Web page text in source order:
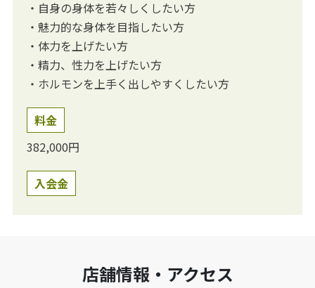
・自身の身体を若々しくしたい方
・魅力的な身体を目指したい方
・体力を上げたい方
・精力、性力を上げたい方
・ホルモンを上手く出しやすくしたい方
料金
382,000円
入会金
店舗情報・アクセス